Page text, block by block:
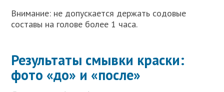
Внимание: не допускается держать содовые
составы на голове более 1 часа.
Результаты смывки краски:
фото «до» и «после»